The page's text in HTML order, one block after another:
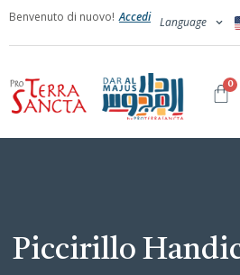
Benvenuto di nuovo! Accedi Language
0
Piccirillo